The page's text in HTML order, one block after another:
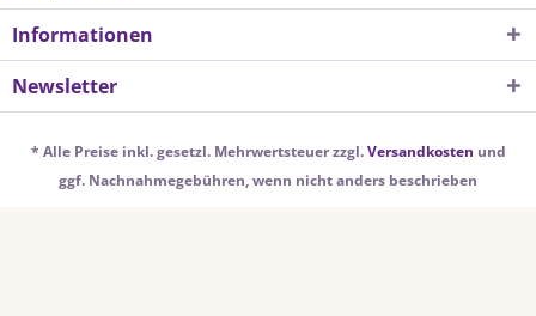
Informationen
Newsletter
* Alle Preise inkl. gesetzl. Mehrwertsteuer zzgl.Versandkosten und
ggf. Nachnahmegebühren, wenn nicht anders beschrieben